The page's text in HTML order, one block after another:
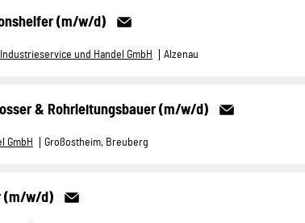
(m/w/d)
und Handel GmbH Alzenau
& Rohrleitungsbauer (m/w/d)
GmbH Großostheim, Breuberg
(m/w/d)